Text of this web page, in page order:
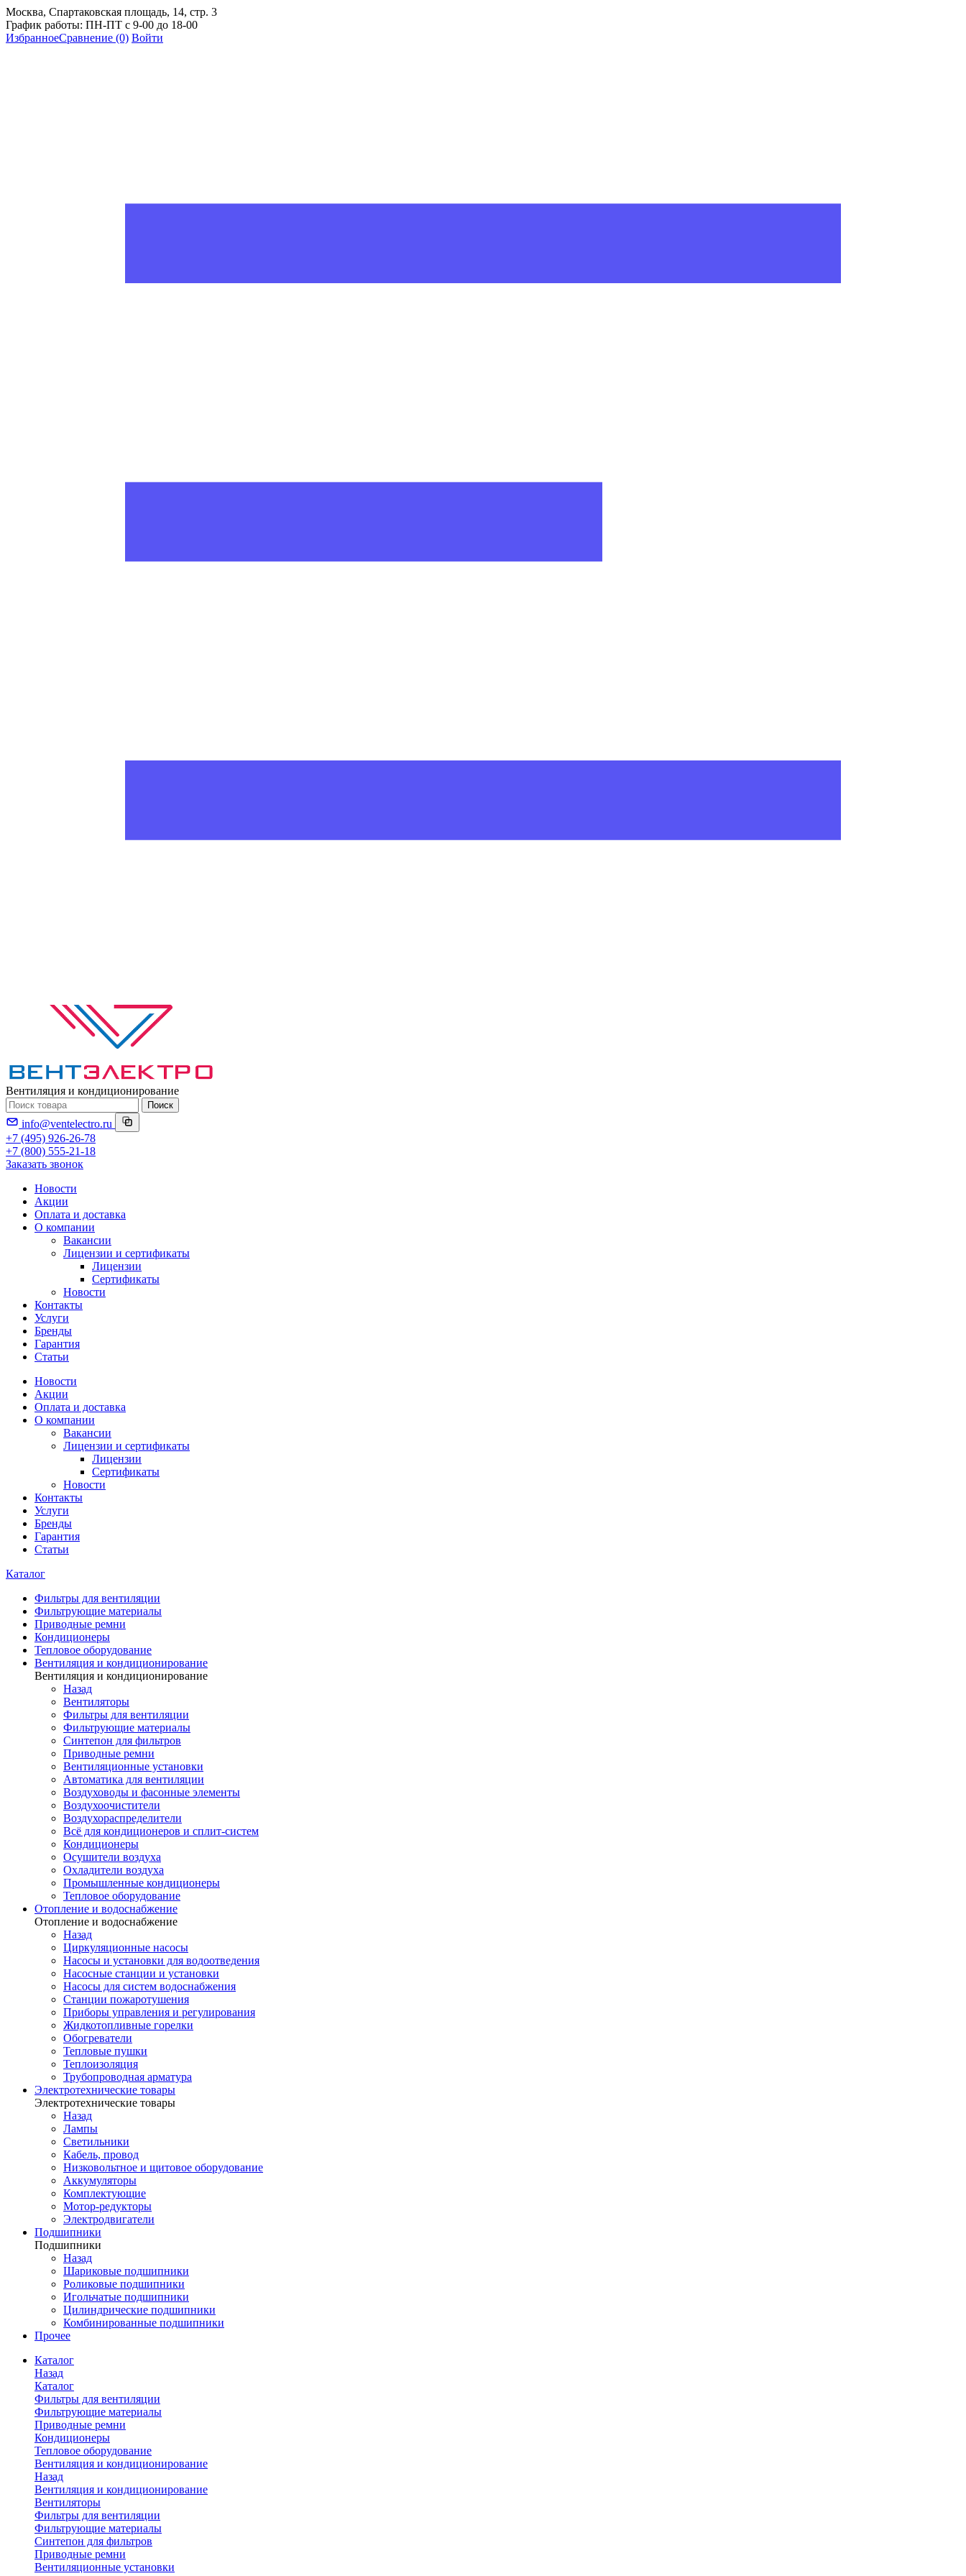
Москва, Спартаковская площадь, 14, стр. 3
График работы: ПН-ПТ с 9-00 до 18-00
ИзбранноеСравнение (0) Войти
Вентиляция и кондиционирование
Поиск
info@ventelectro.ru
+7 (495) 926-26-78
+7 (800) 555-21-18
Заказать звонок
Новости
Акции
Оплата и доставка
О компании
Вакансии
Лицензии и сертификаты
Лицензии
Сертификаты
Новости
Контакты
Услуги
Бренды
Гарантия
Статьи
Новости
Акции
Оплата и доставка
О компании
Вакансии
Лицензии и сертификаты
Лицензии
Сертификаты
Новости
Контакты
Услуги
Бренды
Гарантия
Статьи
Каталог
Фильтры для вентиляции
Фильтрующие материалы
Приводные ремни
Кондиционеры
Тепловое оборудование
Вентиляция и кондиционирование
Вентиляция и кондиционирование
Назад
Вентиляторы
Фильтры для вентиляции
Фильтрующие материалы
Синтепон для фильтров
Приводные ремни
Вентиляционные установки
Автоматика для вентиляции
Воздуховоды и фасонные элементы
Воздухоочистители
Воздухораспределители
Всё для кондиционеров и сплит-систем
Кондиционеры
Осушители воздуха
Охладители воздуха
Промышленные кондиционеры
Тепловое оборудование
Отопление и водоснабжение
Отопление и водоснабжение
Назад
Циркуляционные насосы
Насосы и установки для водоотведения
Насосные станции и установки
Насосы для систем водоснабжения
Станции пожаротушения
Приборы управления и регулирования
Жидкотопливные горелки
Обогреватели
Тепловые пушки
Теплоизоляция
Трубопроводная арматура
Электротехнические товары
Электротехнические товары
Назад
Лампы
Светильники
Кабель, провод
Низковольтное и щитовое оборудование
Аккумуляторы
Комплектующие
Мотор-редукторы
Электродвигатели
Подшипники
Подшипники
Назад
Шариковые подшипники
Роликовые подшипники
Игольчатые подшипники
Цилиндрические подшипники
Комбинированные подшипники
Прочее
Каталог
Назад
Каталог
Фильтры для вентиляции
Фильтрующие материалы
Приводные ремни
Кондиционеры
Тепловое оборудование
Вентиляция и кондиционирование
Назад
Вентиляция и кондиционирование
Вентиляторы
Фильтры для вентиляции
Фильтрующие материалы
Синтепон для фильтров
Приводные ремни
Вентиляционные установки